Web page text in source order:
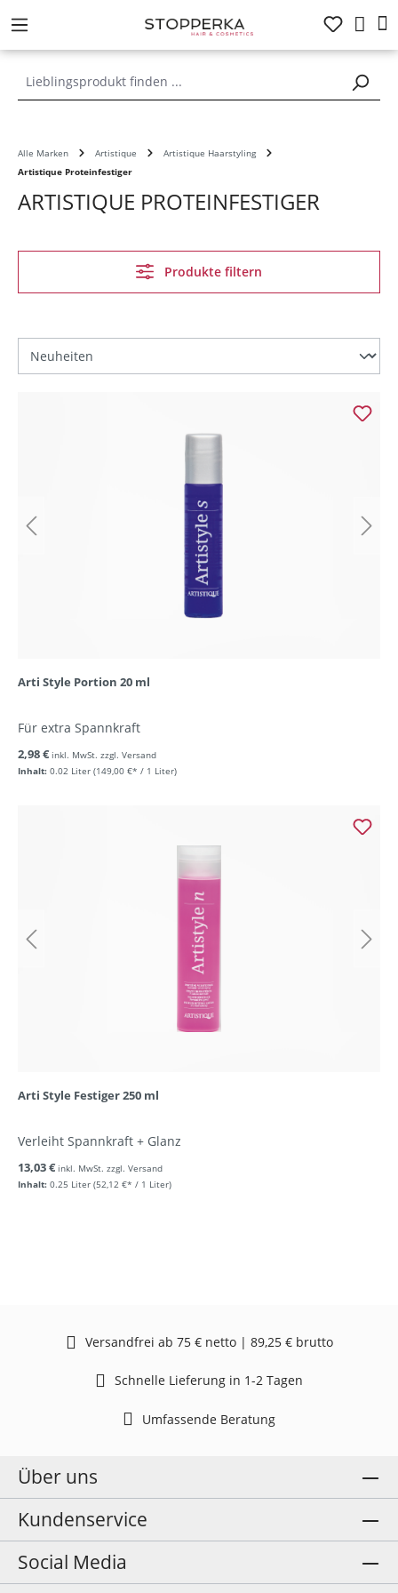
springen
Alle Marken Artistique
Artistique Haarstyling
Artistique Proteinfestiger
ARTISTIQUE PROTEINFESTIGER
Produkte filtern
Arti Style Portion 20 ml
Für extra Spannkraft
Inhalt: 0.02 Liter (149,00 €* / 1 Liter)
2,98 € inkl. MwSt. zzgl. Versand
Arti Style Festiger 250 ml
Verleiht Spannkraft + Glanz
Inhalt: 0.25 Liter (52,12 €* / 1 Liter)
13,03 € inkl. MwSt. zzgl. Versand
Versandfrei ab 75 € netto | 89,25 € brutto
Schnelle Lieferung in 1-2 Tagen
Umfassende Beratung
Über uns
Kundenservice
Social Media